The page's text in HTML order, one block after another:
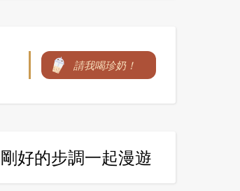
請我喝珍奶！
剛好的步調一起漫遊